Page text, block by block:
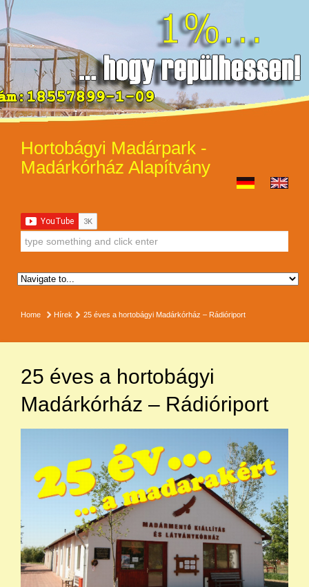
Hortobágyi Madárpark -
Madárkórház Alapítvány
Home Hírek 25 éves a hortobágyi Madárkórház – Rádióriport
25 éves a hortobágyi
Madárkórház – Rádióriport